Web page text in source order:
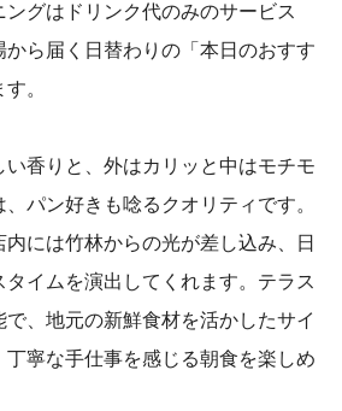
グはドリンク代のみのサービス
ら届く日替わりの「本日のおすす
。
香りと、外はカリッと中はモチモ
パン好きも唸るクオリティです。
には竹林からの光が差し込み、日
イムを演出してくれます。テラス
、地元の新鮮食材を活かしたサイ
丁寧な手仕事を感じる朝食を楽しめ